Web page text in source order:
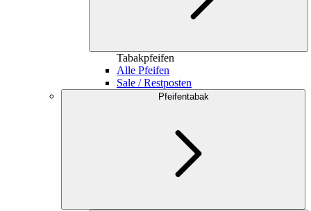
Tabakpfeifen
Alle Pfeifen
Sale / Restposten
Pfeifentabak